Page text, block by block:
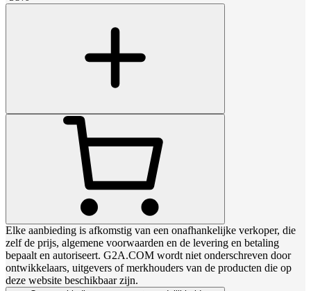
Elke aanbieding is afkomstig van een onafhankelijke verkoper, die
zelf de prijs, algemene voorwaarden en de levering en betaling
bepaalt en autoriseert. G2A.COM wordt niet onderschreven door
ontwikkelaars, uitgevers of merkhouders van de producten die op
deze website beschikbaar zijn.